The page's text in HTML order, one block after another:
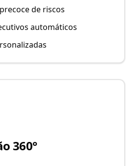
de riscos
automáticos
360°